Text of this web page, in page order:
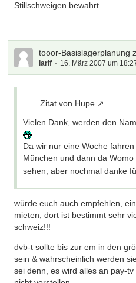
Stillschweigen bewahrt.
tooor-Basislagerplanung
larlf 16. März 2007 um
Zitat von Hupe
Vielen Dank, werden den
Da wir nur eine Woche
München und dann da
sehen; aber nochmal danke
würde euch auch empfehlen,
mieten, dort ist bestimmt sehr
schweiz!!!
dvb-t sollte bis zur em in den
sein & wahrscheinlich werden
sei denn, es wird alles an pay-